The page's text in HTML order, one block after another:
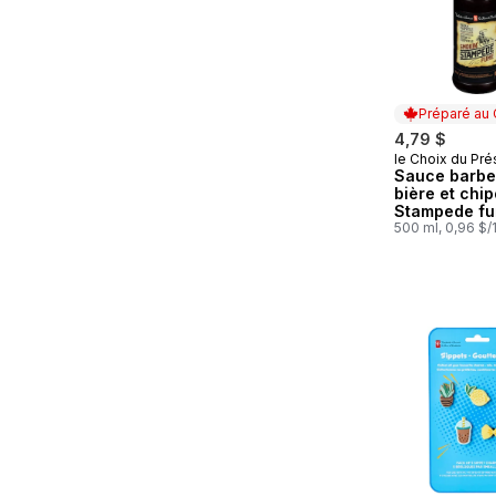
Préparé au
4,79 $
Préparé au
le Choix du
Sauce
bière et
Stampede
500 ml, 0,96 $/